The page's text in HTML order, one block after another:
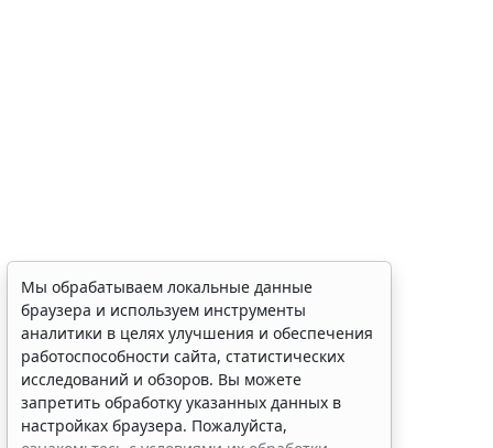
Мы обрабатываем локальные данные
браузера и используем инструменты
аналитики в целях улучшения и обеспечения
работоспособности сайта, статистических
исследований и обзоров. Вы можете
запретить обработку указанных данных в
настройках браузера. Пожалуйста,